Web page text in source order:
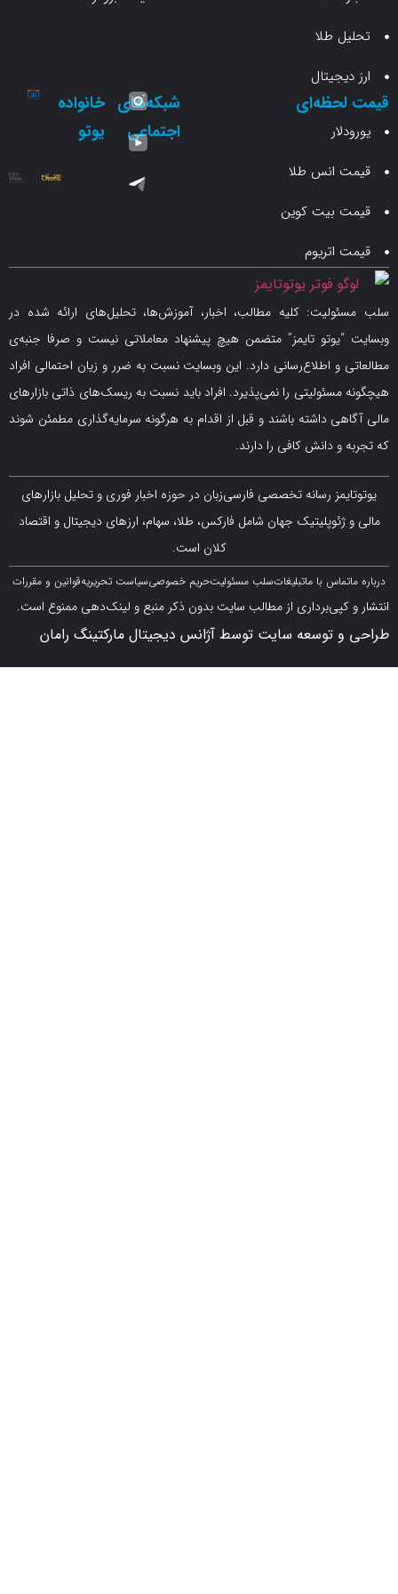
انس طلا
بیت کوین
شبکه‌های خانواده
یوتو
کلیه مطالب، اخبار، آموزش‌ها، تحلیل‌های ارائه شده در
تایمز” متضمن هیچ پیشنهاد معاملاتی نیست و صرفا جنبه‌ی
اطلاع‌رسانی دارد. این وبسایت نسبت به ضرر و زیان احتمالی افراد
را نمی‌پذیرد. افراد باید نسبت به ریسک‌های ذاتی بازارهای
داشته باشند و قبل از اقدام به هرگونه سرمایه‌گذاری مطمئن شوند
دانش کافی را دارند.
رسانه تخصصی فارسی‌زبان در حوزه اخبار فوری و تحلیل بازارهای
جهان شامل فارکس، طلا، سهام، ارزهای دیجیتال و اقتصاد
با ما تبلیغاتسلب مسئولیتحریم خصوصیسیاست تحریریهقوانین و مقررات
از مطالب سایت بدون ذکر منبع و لینک‌دهی ممنوع است.
سایت توسط آژانس دیجیتال مارکتینگ رامان